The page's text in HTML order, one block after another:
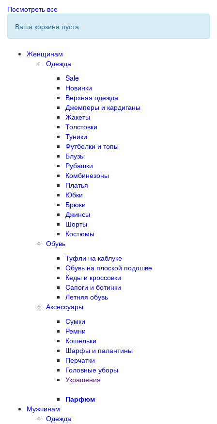
Посмотреть все
Ваша корзина пуста
Женщинам
Одежда
Sale
Новинки
Верхняя одежда
Джемперы и кардиганы
Жакеты
Толстовки
Туники
Футболки и топы
Блузы
Рубашки
Комбинезоны
Платья
Юбки
Брюки
Джинсы
Шорты
Костюмы
Обувь
Туфли на каблуке
Обувь на плоской подошве
Кеды и кроссовки
Сапоги и ботинки
Летняя обувь
Аксессуары
Сумки
Ремни
Кошельки
Шарфы и палантины
Перчатки
Головные уборы
Украшения
Парфюм
Мужчинам
Одежда